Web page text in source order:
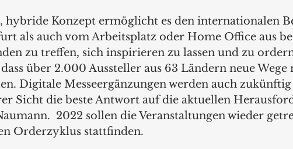
hybride Konzept ermöglicht es den internationalen
als auch vom Arbeitsplatz oder Home Office aus
zu treffen, sich inspirieren zu lassen und zu
über 2.000 Aussteller aus 63 Ländern neue Wege
Digitale Messeergänzungen werden auch
Sicht die beste Antwort auf die aktuellen
2022 sollen die Veranstaltungen wieder
Orderzyklus stattfinden.